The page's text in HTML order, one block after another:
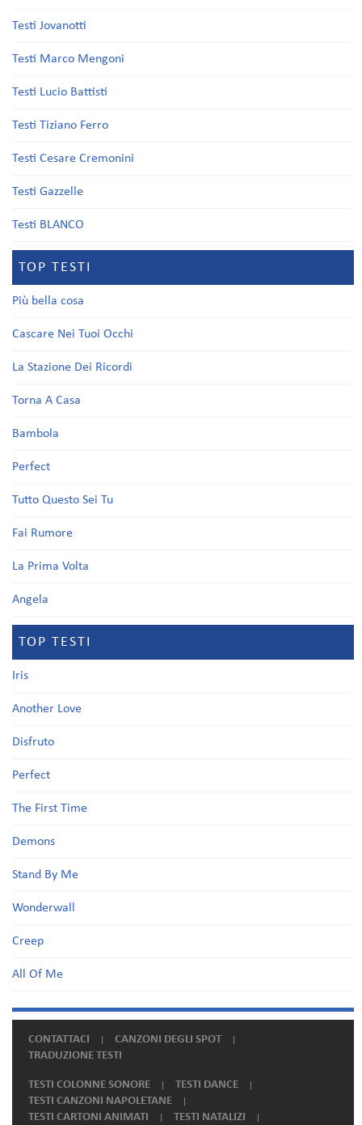
Testi Jovanotti
Testi Marco Mengoni
Testi Lucio Battisti
Testi Tiziano Ferro
Testi Cesare Cremonini
Testi Gazzelle
Testi BLANCO
TOP TESTI
Più bella cosa
Cascare Nei Tuoi Occhi
La Stazione Dei Ricordi
Torna A Casa
Bambola
Perfect
Tutto Questo Sei Tu
Fai Rumore
La Prima Volta
Angela
TOP TESTI
Iris
Another Love
Disfruto
Perfect
The First Time
Demons
Stand By Me
Wonderwall
Creep
All Of Me
CONTATTACI
CANZONI DEGLI SPOT
TRADUZIONE TESTI
TESTI COLONNE SONORE
TESTI DANCE
TESTI CANZONI NAPOLETANE
TESTI CARTONI ANIMATI
TESTI NATALIZI